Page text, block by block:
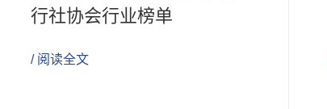
行社协会行业榜单
/ 阅读全文